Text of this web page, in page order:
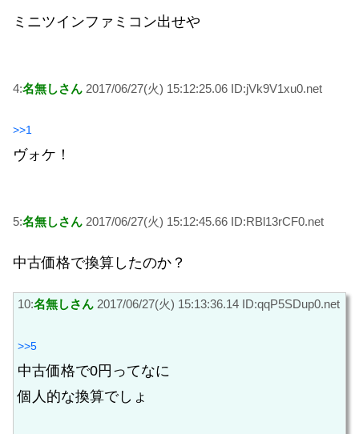
ミニツインファミコン出せや
4:名無しさん 2017/06/27(火) 15:12:25.06 ID:jVk9V1xu0.net
>>1
ヴォケ！
5:名無しさん 2017/06/27(火) 15:12:45.66 ID:RBl13rCF0.net
中古価格で換算したのか？
10:名無しさん 2017/06/27(火) 15:13:36.14 ID:qqP5SDup0.net
>>5
中古価格で0円ってなに
個人的な換算でしょ